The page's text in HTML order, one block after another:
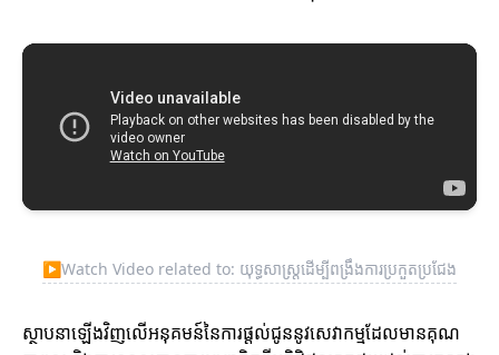
▶Watch Video related to: យុទ្ធសាស្ត្រដើម្បីពង្រឹងការប្រកួតប្រជែង
ស្ថាបនាឡើងវិញលើអនុគមន៍នៃការផ្តល់ជូននូវសេវាកម្មដែលមានគុណ